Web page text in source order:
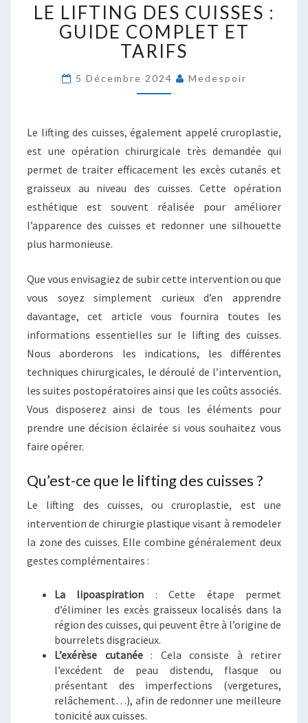
LIFTING
DES
CUISSES
:
GUIDE
COMPLET
LE LIFTING DES CUISSES :
GUIDE COMPLET ET
TARIFS
5 Décembre 2024 Medespoir
Le lifting des cuisses, également appelé cruroplastie,
est une opération chirurgicale très demandée qui
permet de traiter efficacement les excès cutanés et
graisseux au niveau des cuisses. Cette opération
esthétique est souvent réalisée pour améliorer
l’apparence des cuisses et redonner une silhouette
plus harmonieuse.
Que vous envisagiez de subir cette intervention ou que
vous soyez simplement curieux d’en apprendre
davantage, cet article vous fournira toutes les
informations essentielles sur le lifting des cuisses.
Nous aborderons les indications, les différentes
techniques chirurgicales, le déroulé de l’intervention,
les suites postopératoires ainsi que les coûts associés.
Vous disposerez ainsi de tous les éléments pour
prendre une décision éclairée si vous souhaitez vous
faire opérer.
Qu’est-ce que le lifting des cuisses ?
Le lifting des cuisses, ou cruroplastie, est une
intervention de chirurgie plastique visant à remodeler
la zone des cuisses. Elle combine généralement deux
gestes complémentaires :
La lipoaspiration : Cette étape permet
d’éliminer les excès graisseux localisés dans la
région des cuisses, qui peuvent être à l’origine de
bourrelets disgracieux.
L’exérèse cutanée: Cela consiste à retirer
l’excédent de peau distendu, flasque ou
présentant des imperfections (vergetures,
relâchement…), afin de redonner une meilleure
tonicité aux cuisses.